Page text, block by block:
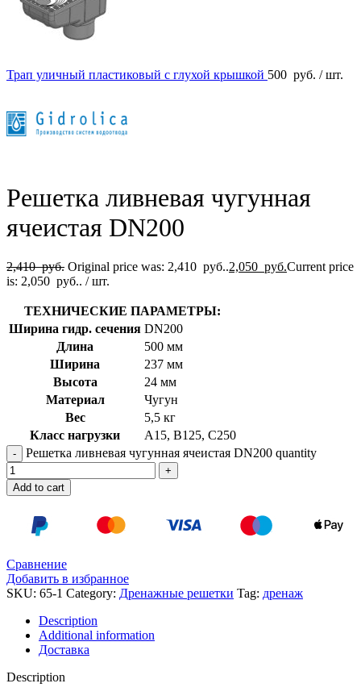
Трап уличный пластиковый с глухой крышкой 500 руб. / шт.
Решетка ливневая чугунная
ячеистая DN200
2,410руб. Original price was: 2,410 руб..2,050 руб.Current price
is: 2,050 руб.. / шт.
ТЕХНИЧЕСКИЕ ПАРАМЕТРЫ:
Ширина гидр. сечения DN200
Длина
500 мм
Ширина
237 мм
Высота
24 мм
Материал
Чугун
Вес
5,5 кг
Класс нагрузки
A15, B125, C250
Решетка ливневая чугунная ячеистая DN200 quantity
Add to cart
Сравнение
Добавить в избранное
SKU: 65-1 Category: Дренажные решетки Tag: дренаж
Description
Additional information
Доставка
Description